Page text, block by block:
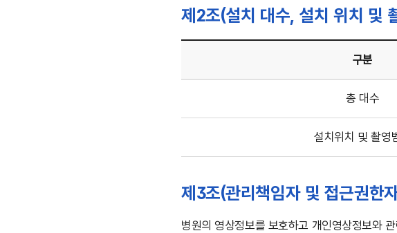
제2조(설치 대수, 설치 위치 및
대수,
위치
촬영범위)-
내용의
구분
총 대수
설치위치 및 촬영
제3조(관리책임자 및 접근권한
병원의 영상정보를 보호하고 개인영상정보와